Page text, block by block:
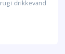
i drikkevand